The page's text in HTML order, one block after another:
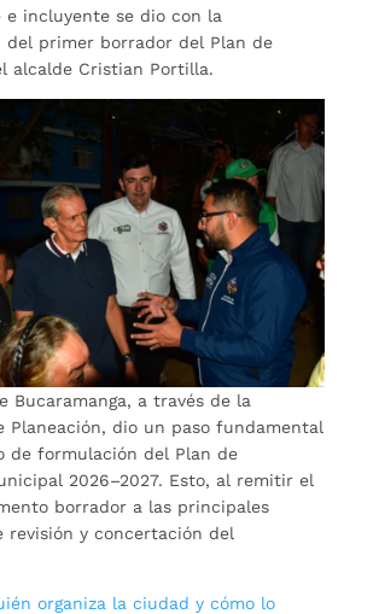
e incluyente se dio con la
del primer borrador del Plan de
alcalde Cristian Portilla.
Bucaramanga, a través de la
Planeación, dio un paso fundamental
de formulación del Plan de
2026–2027. Esto, al remitir el
borrador a las principales
revisión y concertación del
organiza la ciudad y cómo lo